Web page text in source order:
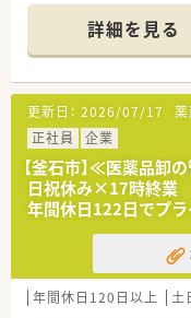
■地域で腰を据え
ク門前、病院門前
■新規出店も継続
店舗数が増えてい
ドと一緒にプレゼ
成長を続けている
■ご希望を考慮し
です！管理薬剤師
ど、社員の「挑戦
■各地域にエリア
交流もしっかりで
ます。
■人事考課制度も
対してのフィード
マネージャーだけ
詳細を見る
更新日： 2026/07/17 薬
正社員
企業
【釜石市】≪医薬品
日祝休み×17時終業
年間休日122日でプ
年間休日120日以上 土